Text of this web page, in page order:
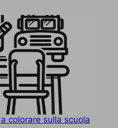
colorare sulla scuola